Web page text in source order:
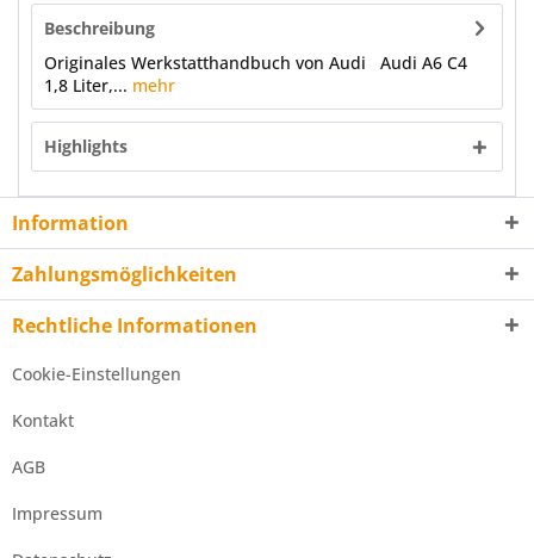
Beschreibung
Originales Werkstatthandbuch von Audi Audi A6 C4
1,8 Liter,... mehr
Highlights
Information
Zahlungsmöglichkeiten
Rechtliche Informationen
Cookie-Einstellungen
Kontakt
AGB
Impressum